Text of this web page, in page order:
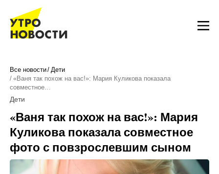
Все новости Дети
«Ваня так похож на вас!»: Мария Куликова показала
совместное…
Дети
«Ваня так похож на вас!»: Мария
Куликова показала совместное
фото с повзрослевшим сыном